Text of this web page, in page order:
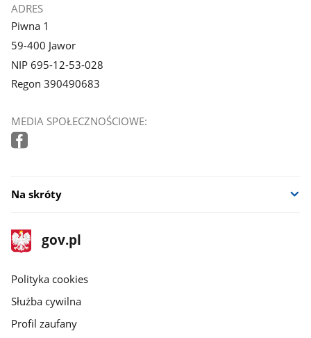
ADRES
Piwna 1
59-400 Jawor
NIP 695-12-53-028
Regon 390490683
MEDIA SPOŁECZNOŚCIOWE:
Na skróty
stopka
gov.pl
Strona
gov.pl
gov.pl
Polityka cookies
Służba cywilna
Profil zaufany